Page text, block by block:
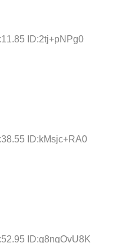
ID:2tj+pNPg0
ID:kMsjc+RA0
ID:g8ngOvU8K